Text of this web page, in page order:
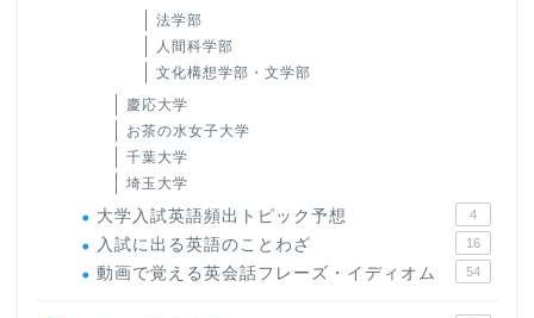
法学部
人間科学部
文化構想学部・文学部
慶応大学
お茶の水女子大学
千葉大学
埼玉大学
大学入試英語頻出トピック予想 4
入試に出る英語のことわざ 16
動画で覚える英会話フレーズ・イディオム 54